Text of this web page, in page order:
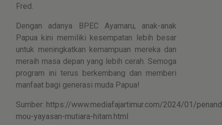
Fred.
Dengan adanya BPEC Ayamaru, anak-anak
Papua kini memiliki kesempatan lebih besar
untuk meningkatkan kemampuan mereka dan
meraih masa depan yang lebih cerah. Semoga
program ini terus berkembang dan memberi
manfaat bagi generasi muda Papua!
Sumber: https://www.mediafajartimur.com/2024/01/
mou-yayasan-mutiara-hitam.html